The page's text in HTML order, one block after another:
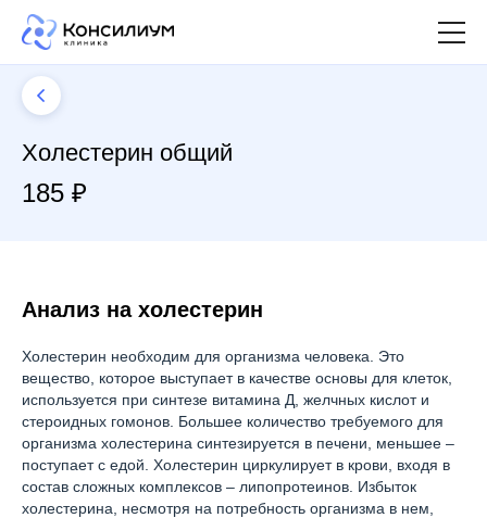
Холестерин общий
185 ₽
Анализ на холестерин
Холестерин необходим для организма человека. Это
вещество, которое выступает в качестве основы для клеток,
используется при синтезе витамина Д, желчных кислот и
стероидных гомонов. Большее количество требуемого для
организма холестерина синтезируется в печени, меньшее –
поступает с едой. Холестерин циркулирует в крови, входя в
состав сложных комплексов – липопротеинов. Избыток
холестерина, несмотря на потребность организма в нем,